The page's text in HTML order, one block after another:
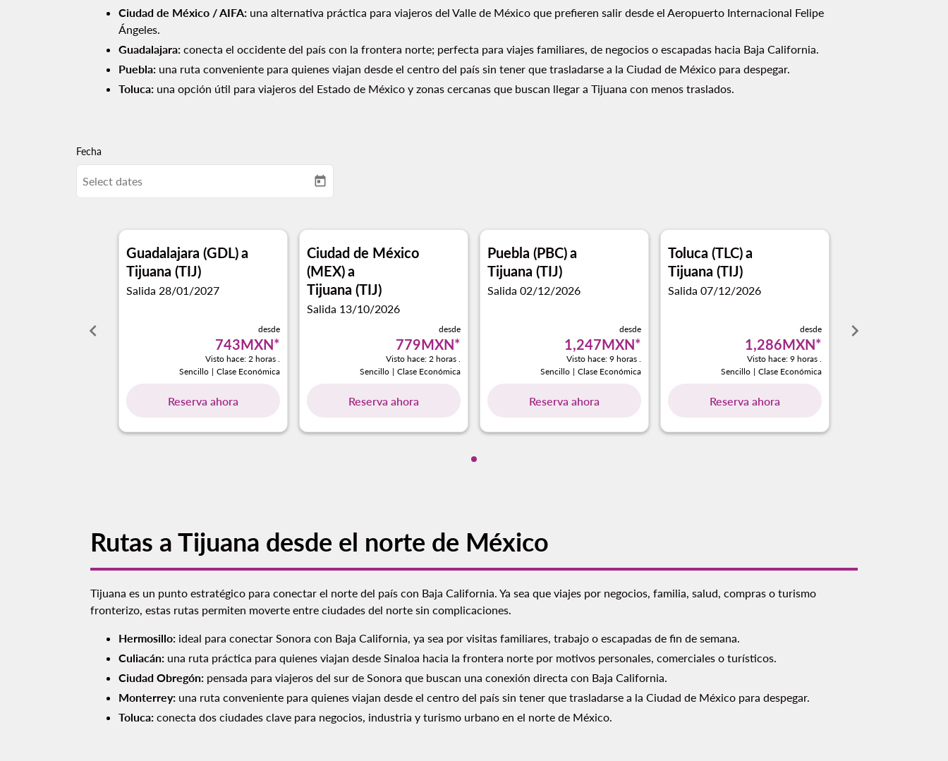
Ciudad de México / AIFA: una alternativa práctica para viajeros del Valle de México que prefieren salir desde el Aeropuerto Internacional Felipe
Ángeles.
Guadalajara: conecta el occidente del país con la frontera norte; perfecta para viajes familiares, de negocios o escapadas hacia Baja California.
Puebla: una ruta conveniente para quienes viajan desde el centro del país sin tener que trasladarse a la Ciudad de México para despegar.
Toluca: una opción útil para viajeros del Estado de México y zonas cercanas que buscan llegar a Tijuana con menos traslados.
Fecha
Select dates today
keyboard_arrow_left
Guadalajara (GDL)a
Tijuana (TIJ)
Salida 28/01/2027
desde
743MXN*
Visto hace: 2 horas .
Sencillo | Clase Económica
Reserva ahora
Ciudad de México
(MEX)a
Tijuana (TIJ)
Salida 13/10/2026
desde
779MXN*
Visto hace: 2 horas .
Sencillo | Clase Económica
Reserva ahora
Puebla (PBC)a
Tijuana (TIJ)
Salida 02/12/2026
desde
1,247MXN*
Visto hace: 9 horas .
Sencillo | Clase Económica
Reserva ahora
Toluca (TLC)a
Tijuana (TIJ)
Salida 07/12/2026
desde
1,286MXN*
Visto hace: 9 horas .
Sencillo | Clase Económica
Reserva ahora
keyboard_arrow_right
Mostrando cmp-pagination-showing-cards 1 A 4
Rutas a Tijuana desde el norte de México
Tijuana es un punto estratégico para conectar el norte del país con Baja California. Ya sea que viajes por negocios, familia, salud, compras o turismo
fronterizo, estas rutas permiten moverte entre ciudades del norte sin complicaciones.
Hermosillo: ideal para conectar Sonora con Baja California, ya sea por visitas familiares, trabajo o escapadas de fin de semana.
Culiacán: una ruta práctica para quienes viajan desde Sinaloa hacia la frontera norte por motivos personales, comerciales o turísticos.
Ciudad Obregón: pensada para viajeros del sur de Sonora que buscan una conexión directa con Baja California.
Monterrey: una ruta conveniente para quienes viajan desde el centro del país sin tener que trasladarse a la Ciudad de México para despegar.
Toluca: conecta dos ciudades clave para negocios, industria y turismo urbano en el norte de México.